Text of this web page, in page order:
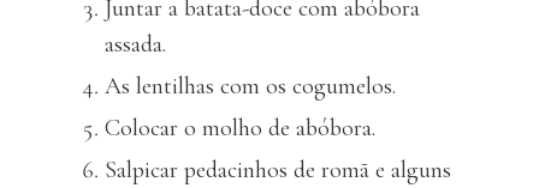
Juntar a batata-doce com abóbora
assada.
As lentilhas com os cogumelos.
Colocar o molho de abóbora.
Salpicar pedacinhos de romã e alguns